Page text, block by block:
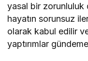
yasal bir zorunluluk
hayatın sorunsuz
olarak kabul edilir
yaptırımlar